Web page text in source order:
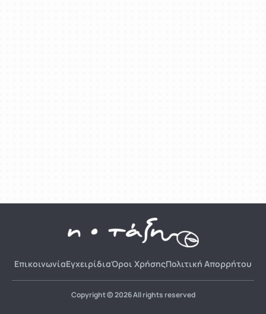
ΕπικοινωνίαΕγχειρίδιαΌροι ΧρήσηςΠολιτική Απορρήτου
Copyright © 2026 All rights reserved